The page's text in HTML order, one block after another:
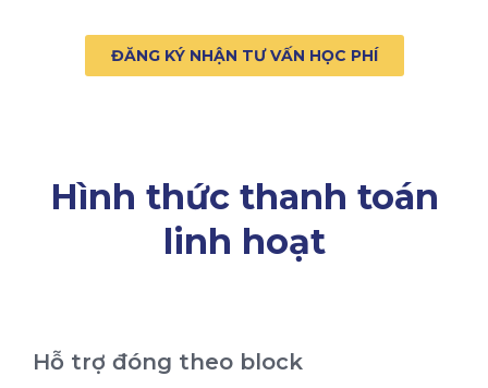
ĐĂNG KÝ NHẬN TƯ VẤN HỌC PHÍ
Hình thức thanh toán
linh hoạt
Hỗ trợ đóng theo block